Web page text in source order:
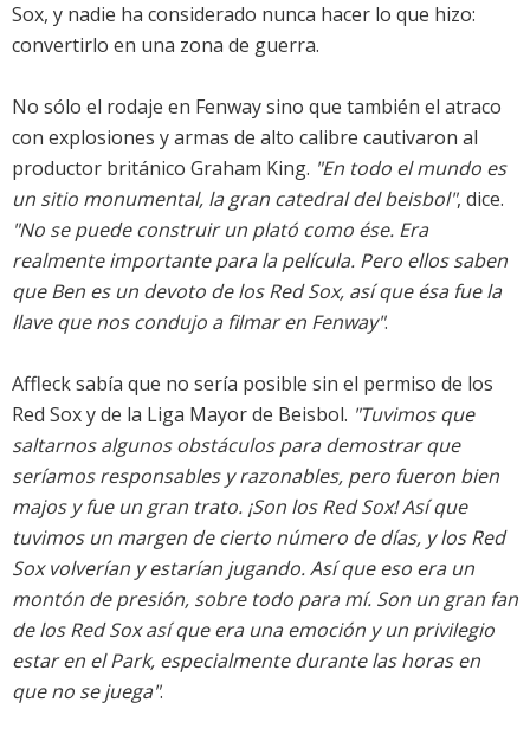
Sox, y nadie ha considerado nunca hacer lo que hizo:
convertirlo en una zona de guerra.
No sólo el rodaje en Fenway sino que también el atraco
con explosiones y armas de alto calibre cautivaron al
productor británico Graham King. "En todo el mundo es
un sitio monumental, la gran catedral del beisbol", dice.
"No se puede construir un plató como ése. Era
realmente importante para la película. Pero ellos saben
que Ben es un devoto de los Red Sox, así que ésa fue la
llave que nos condujo a filmar en Fenway".
Affleck sabía que no sería posible sin el permiso de los
Red Sox y de la Liga Mayor de Beisbol. "Tuvimos que
saltarnos algunos obstáculos para demostrar que
seríamos responsables y razonables, pero fueron bien
majos y fue un gran trato. ¡Son los Red Sox! Así que
tuvimos un margen de cierto número de días, y los Red
Sox volverían y estarían jugando. Así que eso era un
montón de presión, sobre todo para mí. Son un gran fan
de los Red Sox así que era una emoción y un privilegio
estar en el Park, especialmente durante las horas en
que no se juega".